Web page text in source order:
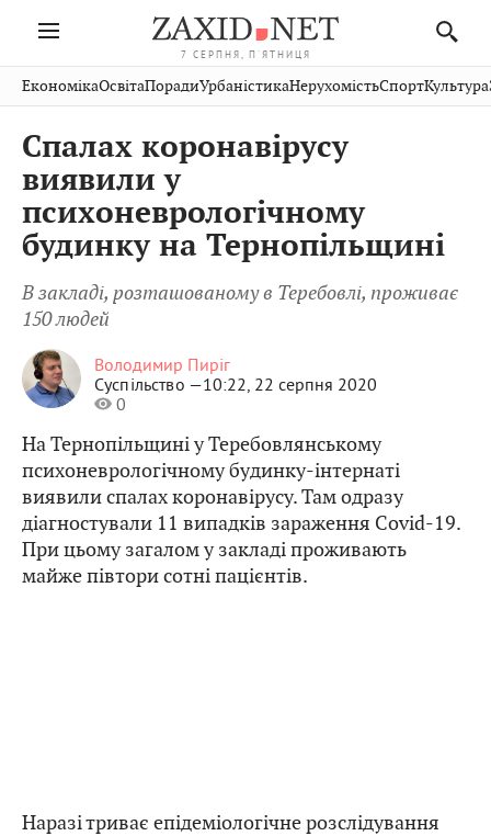
7 СЕРПНЯ, П'ЯТНИЦЯ
Івано-
Франківськ
Волинь
Закарпаття
Рівне
Шептицький
Стрий
Хмельницький
Вінниця
Публікації
Авто СловкоКультура
Кіно Дім Спорт
ЕкономікаОсвітаПорадиУрбаністикаНерухомістьСпортКультура
Спалах коронавірусу
виявили у
психоневрологічному
будинку на Тернопільщині
В закладі, розташованому в Теребовлі, проживає
150 людей
Володимир Пиріг
Суспільство —10:22, 22 серпня 2020
0
На Тернопільщині у Теребовлянському
психоневрологічному будинку-інтернаті
виявили спалах коронавірусу. Там одразу
діагностували 11 випадків зараження Covid-19.
При цьому загалом у закладі проживають
майже півтори сотні пацієнтів.
Наразі триває епідеміологічне розслідування